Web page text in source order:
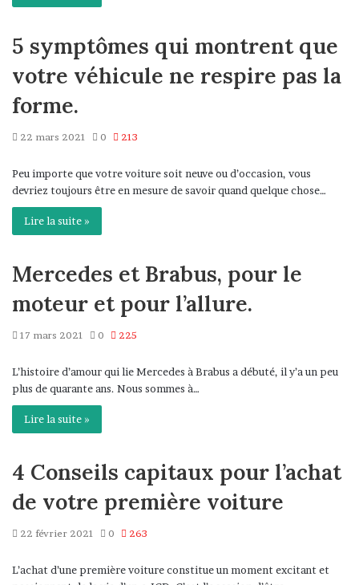
5 symptômes qui montrent que
votre véhicule ne respire pas la
forme.
22 mars 2021 0 213
Peu importe que votre voiture soit neuve ou d’occasion, vous
devriez toujours être en mesure de savoir quand quelque chose…
Lire la suite »
Mercedes et Brabus, pour le
moteur et pour l’allure.
17 mars 2021 0 225
L’histoire d’amour qui lie Mercedes à Brabus a débuté, il y’a un peu
plus de quarante ans. Nous sommes à…
Lire la suite »
4 Conseils capitaux pour l’achat
de votre première voiture
22 février 2021 0 263
L’achat d’une première voiture constitue un moment excitant et